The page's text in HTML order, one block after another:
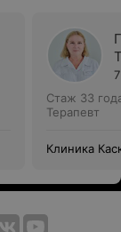
Стаж 33
Терапевт
Клиника